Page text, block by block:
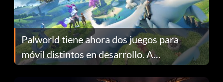
Palworld tiene ahora dos juegos para
móvil distintos en desarrollo. A
continuación te explicamos por qué.